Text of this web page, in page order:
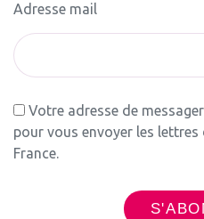
Adresse mail
Votre adresse de
pour vous envoyer les
France.